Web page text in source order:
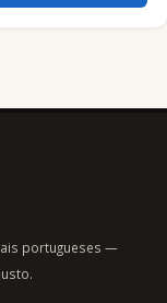
portugueses —